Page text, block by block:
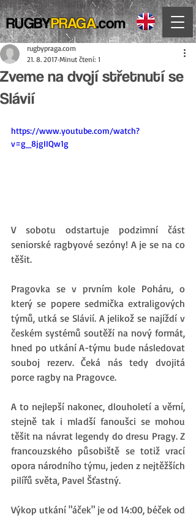
RUGBYPRAGA.com
Zveme na dvojí střetnutí se
Slávií
rugbypraga.com
21. 8. 2017 Minut čtení: 1
https://www.youtube.com/watch?
v=g_8jgIIQw1g
V sobotu odstartuje podzimní část
seniorské ragbyové sezóny! A je se na co
těšit.
Pragovka se v prvním kole Poháru, o
který se popere sedmička extraligových
týmů, utká se Slávií. A jelikož se najíždí v
českém systémů soutěží na nový formát,
hned po utkání A-týmu bude následovat
souboj rezerv. Čeká nás tedy dvojitá
porce ragby na Pragovce.
A to nejlepší nakonec, dlouholetí a věrní,
stejně tak i mladší fanoušci se mohou
těšit na návrat legendy do dresu Pragy. Z
francouzského působiště se totiž vrací
opora národního týmu, jeden z nejtěžších
pilířů světa, Pavel Šťastný.
Výkop utkání "áček" je od 14:00, béček od